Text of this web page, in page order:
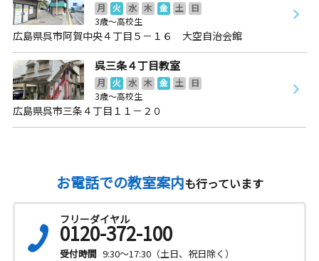
月 火 水 木 金 土
日
3歳～高校生
広島県呉市阿賀中央４丁目５－１６ 大空自治会館
呉三条４丁目教室
月 火 水 木 金 土
日
3歳～高校生
広島県呉市三条４丁目１１－２０
お電話での教室案内も行っています
フリーダイヤル
0120-372-100
受付時間 9:30～17:30（土日、祝日除く）